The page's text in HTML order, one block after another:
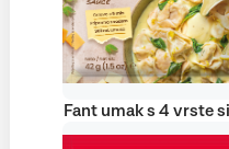
Fant umak s 4 vrste